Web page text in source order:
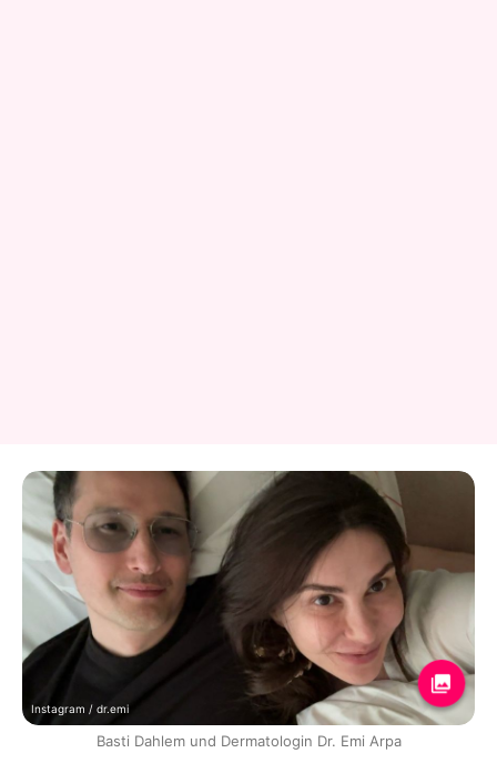
Instagram / dr.emi
Basti Dahlem und Dermatologin Dr. Emi Arpa